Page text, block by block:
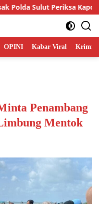
Dua Unit Dryer Jagung di
OPINI Kabar Viral
Penambang
Mentok